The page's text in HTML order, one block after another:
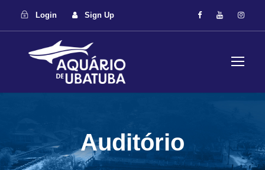
Login Sign Up
Auditório